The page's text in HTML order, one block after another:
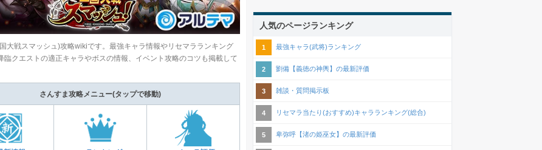
大戦スマッシュ)攻略wikiです。最強キャラ情報やリセマラランキング
臨クエストの適正キャラやボスの情報、イベント攻略のコツも掲載して
さんすま攻略メニュー(タップで移動)
人気のページランキング
最強キャラ(武将)ランキング
劉備【義徳の神輿】の最新評価
雑談・質問掲示板
リセマラ当たり(おすすめ)キャラランキング(総合)
卑弥呼【渚の姫巫女】の最新評価